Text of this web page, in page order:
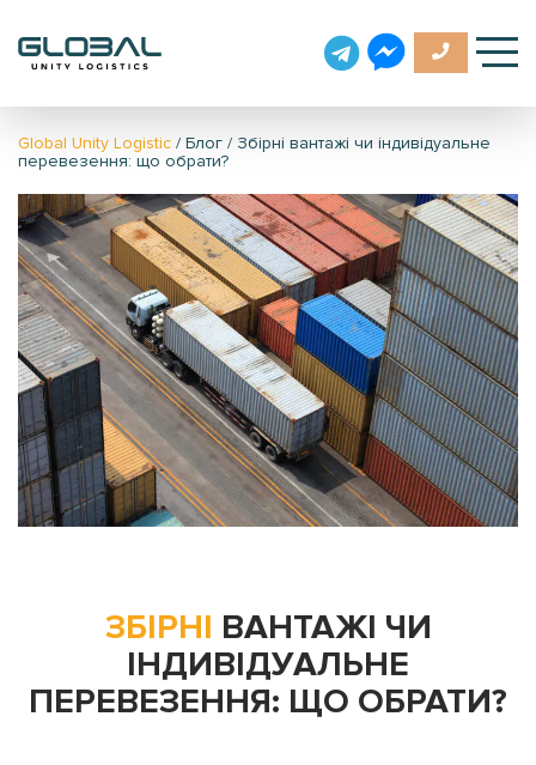
Global Unity Logistic / Блог / Збірні вантажі чи індивідуальне
перевезення: що обрати?
ЗБІРНІ ВАНТАЖІ ЧИ
ІНДИВІДУАЛЬНЕ
ПЕРЕВЕЗЕННЯ: ЩО ОБРАТИ?